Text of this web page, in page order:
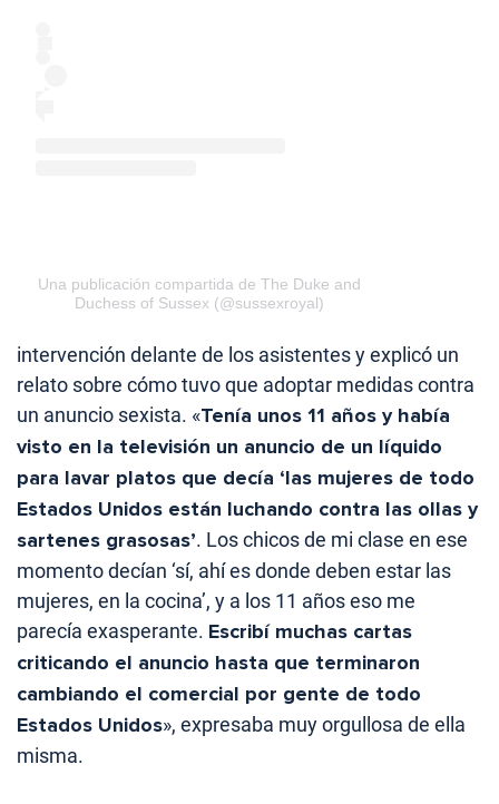
Una publicación compartida de The Duke and
Duchess of Sussex (@sussexroyal)
intervención delante de los asistentes y explicó un
relato sobre cómo tuvo que adoptar medidas contra
un anuncio sexista. «Tenía unos 11 años y había
visto en la televisión un anuncio de un líquido
para lavar platos que decía ‘las mujeres de todo
Estados Unidos están luchando contra las ollas y
sartenes grasosas’. Los chicos de mi clase en ese
momento decían ‘sí, ahí es donde deben estar las
mujeres, en la cocina’, y a los 11 años eso me
parecía exasperante. Escribí muchas cartas
criticando el anuncio hasta que terminaron
cambiando el comercial por gente de todo
Estados Unidos», expresaba muy orgullosa de ella
misma.